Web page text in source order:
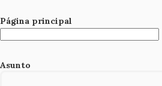
Página principal
Asunto